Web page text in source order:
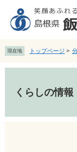
先
頭
で
を
飛
ば
へ
現在地 トップページ >
くらしの情報